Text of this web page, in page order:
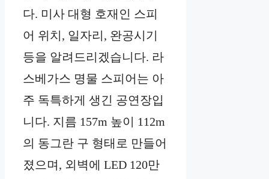
다. 미사 대형 호재인 스피
어 위치, 일자리, 완공시기
등을 알려드리겠습니다. 라
스베가스 명물 스피어는 아
주 독특하게 생긴 공연장입
니다. 지름 157m 높이 112m
의 동그란 구 형태로 만들어
졌으며, 외벽에 LED 120만